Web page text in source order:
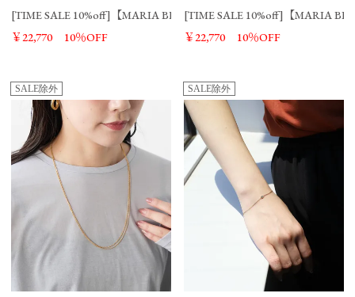
[TIME SALE 10%off]【MARIA BLACK】ジョインド パス ピアス（左
￥22,770
10％OFF
[TIME SALE 10%off]【MARIA
￥22,770
10％OFF
SALE除外 SALE除外